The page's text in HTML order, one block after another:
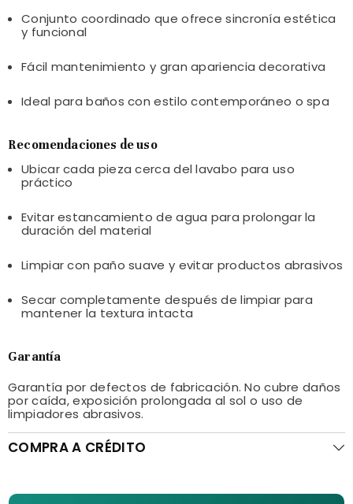
Conjunto coordinado que ofrece sincronía estética
y funcional
Fácil mantenimiento y gran apariencia decorativa
Ideal para baños con estilo contemporáneo o spa
Recomendaciones de uso
Ubicar cada pieza cerca del lavabo para uso
práctico
Evitar estancamiento de agua para prolongar la
duración del material
Limpiar con paño suave y evitar productos abrasivos
Secar completamente después de limpiar para
mantener la textura intacta
Garantía
Garantía por defectos de fabricación. No cubre daños
por caída, exposición prolongada al sol o uso de
limpiadores abrasivos.
COMPRA A CRÉDITO